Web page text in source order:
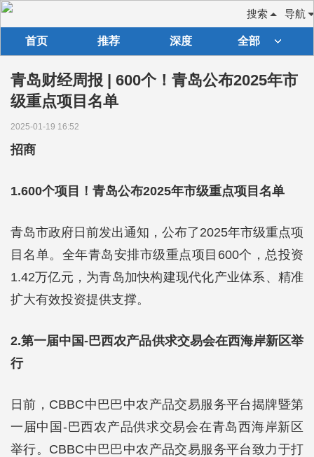
导航
搜索
首页 推荐 深度 全部
青岛财经周报 | 600个！青岛公布2025年市
级重点项目名单
2025-01-19 16:52
招商
1.600个项目！青岛公布2025年市级重点项目名单
青岛市政府日前发出通知，公布了2025年市级重点项
目名单。全年青岛安排市级重点项目600个，总投资
1.42万亿元，为青岛加快构建现代化产业体系、精准
扩大有效投资提供支撑。
2.第一届中国-巴西农产品供求交易会在西海岸新区举
行
日前，CBBC中巴巴中农产品交易服务平台揭牌暨第
一届中国-巴西农产品供求交易会在青岛西海岸新区
举行。CBBC中巴巴中农产品交易服务平台致力于打